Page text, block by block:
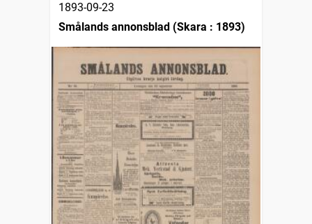
1893-09-23
Smålands annonsblad (Skara : 1893)